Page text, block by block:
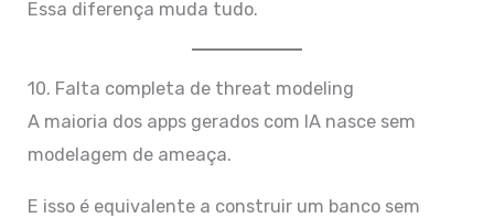
Essa diferença muda tudo.
10. Falta completa de threat modeling
A maioria dos apps gerados com IA nasce sem
modelagem de ameaça.
E isso é equivalente a construir um banco sem